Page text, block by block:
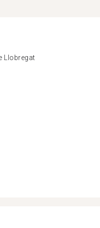
Llobregat